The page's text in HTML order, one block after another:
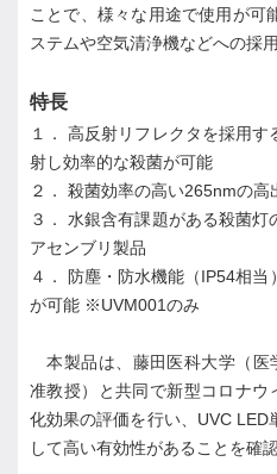
ことで、様々な用途で使用が可
ステムや空気清浄機などへの採
特長
１． 高反射リフレクタを採用
射し効率的な殺菌が可能
２． 殺菌効率の高い265nmの
３． 水銀含有課題がある殺菌
アセンブリ製品
４． 防塵・防水機能（IP54相
が可能 ※UVM001のみ
本製品は、藤田医科大学（医
准教授）と共同で新型コロナウ
化効果の評価を行い、UVC LED
して高い有効性があることを確